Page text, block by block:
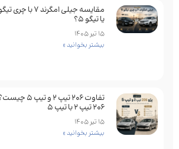
یا تیگو 5؟
15 تیر 1405
بیشتر بخوانید »
تفاوت ۲۰۶
۲۰۶ تیپ ۲ با تیپ ۵
15 تیر 1405
بیشتر بخوانید »